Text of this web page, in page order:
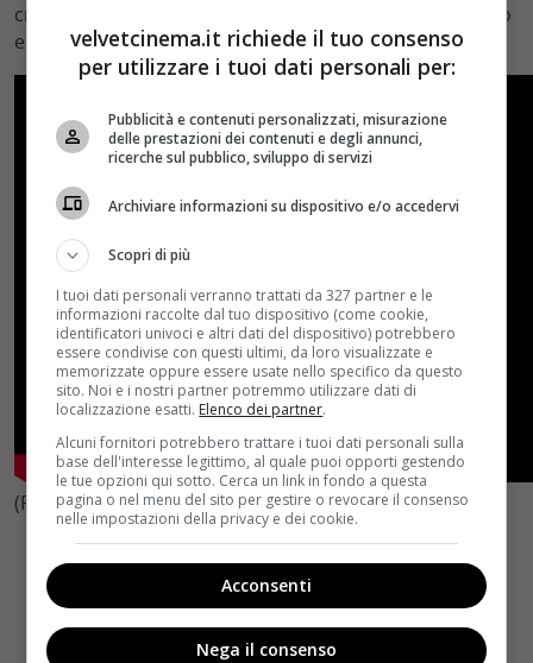
create da Roman Polanski e da Paul Verhoeven quando
erano all’inizio delle rispettive carriere.
(Foto By Facebook)
velvetcinema.it richiede il tuo consenso
per utilizzare i tuoi dati personali per:
Pubblicità e contenuti personalizzati, misurazione
delle prestazioni dei contenuti e degli annunci,
ricerche sul pubblico, sviluppo di servizi
Archiviare informazioni su dispositivo e/o accedervi
Scopri di più
I tuoi dati personali verranno trattati da 327 partner e le
informazioni raccolte dal tuo dispositivo (come cookie,
identificatori univoci e altri dati del dispositivo) potrebbero
essere condivise con questi ultimi, da loro visualizzate e
memorizzate oppure essere usate nello specifico da questo
sito. Noi e i nostri partner potremmo utilizzare dati di
localizzazione esatti. Elenco dei partner.
Alcuni fornitori potrebbero trattare i tuoi dati personali sulla
base dell'interesse legittimo, al quale puoi opporti gestendo
le tue opzioni qui sotto. Cerca un link in fondo a questa
pagina o nel menu del sito per gestire o revocare il consenso
nelle impostazioni della privacy e dei cookie.
Acconsenti
Nega il consenso